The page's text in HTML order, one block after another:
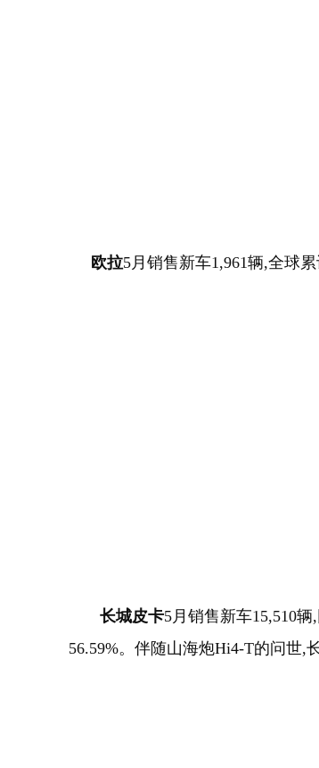
欧拉5月销售新车1,961辆,全球
长城皮卡5月销售新车15,510
56.59%。伴随山海炮Hi4-T的问世,